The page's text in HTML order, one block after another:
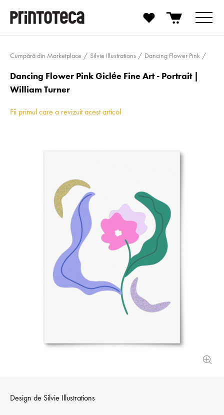
Cumpără din Marketplace Silvie Illustrations Dancing Flower Pink
Dancing Flower Pink Giclée Fine Art - Portrait |
William Turner
Fii primul care a revizuit acest articol
Design de Silvie Illustrations